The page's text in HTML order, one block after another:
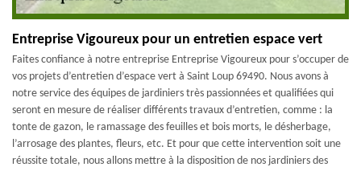
Entreprise Vigoureux pour un entretien espace vert
Faites confiance à notre entreprise Entreprise Vigoureux pour s’occuper de
vos projets d’entretien d’espace vert à Saint Loup 69490. Nous avons à
notre service des équipes de jardiniers très passionnées et qualifiées qui
seront en mesure de réaliser différents travaux d’entretien, comme : la
tonte de gazon, le ramassage des feuilles et bois morts, le désherbage,
l’arrosage des plantes, fleurs, etc. Et pour que cette intervention soit une
réussite totale, nous allons mettre à la disposition de nos jardiniers des